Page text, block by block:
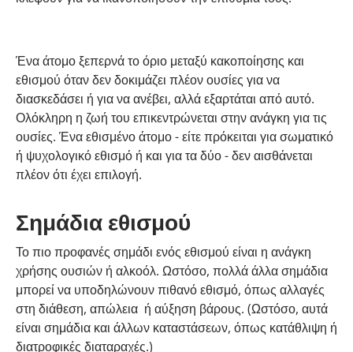
Ένα άτομο ξεπερνά το όριο μεταξύ κακοποίησης και
εθισμού όταν δεν δοκιμάζει πλέον ουσίες για να
διασκεδάσει ή για να ανέβει, αλλά εξαρτάται από αυτό.
Ολόκληρη η ζωή του επικεντρώνεται στην ανάγκη για τις
ουσίες. Ένα εθισμένο άτομο - είτε πρόκειται για σωματικό
ή ψυχολογικό εθισμό ή και για τα δύο - δεν αισθάνεται
πλέον ότι έχει επιλογή.
Σημάδια εθισμού
Το πιο προφανές σημάδι ενός εθισμού είναι η ανάγκη
χρήσης ουσιών ή αλκοόλ. Ωστόσο, πολλά άλλα σημάδια
μπορεί να υποδηλώνουν πιθανό εθισμό, όπως αλλαγές
στη διάθεση, απώλεια ή αύξηση βάρους. (Ωστόσο, αυτά
είναι σημάδια και άλλων καταστάσεων, όπως κατάθλιψη ή
διατροφικές διαταραχές.)